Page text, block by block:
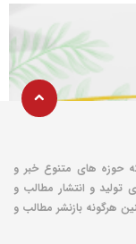
حوزه های متنوع خبر و
و انتشار مطالب و
هرگونه بازنشر مطالب و